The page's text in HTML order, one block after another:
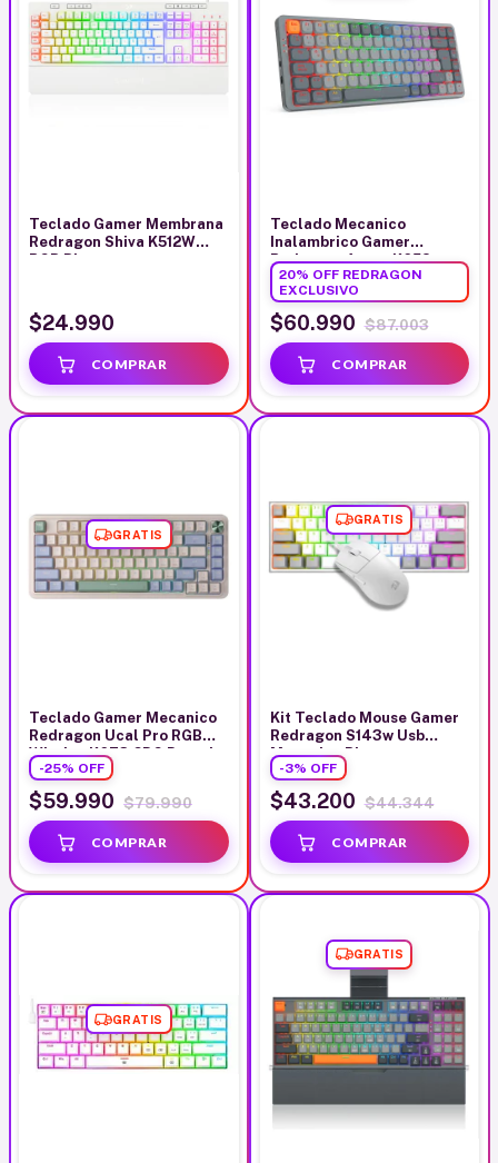
Teclado Gamer Membrana
Redragon Shiva K512W
RGB Blanco
$24.990
Teclado Mecanico
Inalambrico Gamer
Redragon Azure K652
Español Bluetooth
20% OFF REDRAGON
EXCLUSIVO
$60.990 $87.003
GRATIS
Teclado Gamer Mecanico
Redragon Ucal Pro RGB
Wireles K673 CPG Pastel
Beige
-25% OFF
$59.990 $79.990
GRATIS
Kit Teclado Mouse Gamer
Redragon S143w Usb
Mecanico Blanco
-3% OFF
$43.200 $44.344
GRATIS
GRATIS